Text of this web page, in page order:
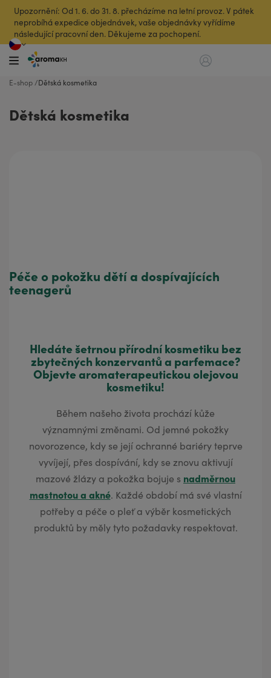
Upozornění: Od 1. 6. do 31. 8. přecházíme na letní provoz. V pátek
neprobíhá expedice objednávek, vaše objednávky vyřídíme
následující pracovní den. Děkujeme za pochopení.
E-shop Dětská kosmetika
Dětská kosmetika
Hledáte šetrnou přírodní kosmetiku bez
zbytečných konzervantů a parfemace?
Objevte aromaterapeutickou olejovou
kosmetiku!
Během našeho života prochází kůže
významnými změnami. Od jemné pokožky
novorozence, kdy se její ochranné bariéry teprve
vyvíjejí, přes dospívání, kdy se znovu aktivují
mazové žlázy a pokožka bojuje s nadměrnou
mastnotou a akné. Každé období má své vlastní
potřeby a péče o pleť a výběr kosmetických
produktů by měly tyto požadavky respektovat.